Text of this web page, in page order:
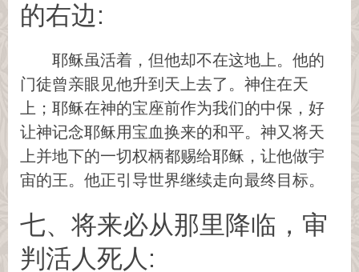
的右边:
耶稣虽活着，但他却不在这地上。他的
门徒曾亲眼见他升到天上去了。神住在天
上；耶稣在神的宝座前作为我们的中保，好
让神记念耶稣用宝血换来的和平。神又将天
上并地下的一切权柄都赐给耶稣，让他做宇
宙的王。他正引导世界继续走向最终目标。
七、将来必从那里降临，审
判活人死人: